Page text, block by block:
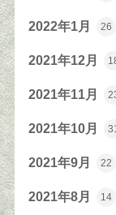
2022年1月 26
2021年12月
2021年11月
2021年10月
2021年9月 22
2021年8月 14